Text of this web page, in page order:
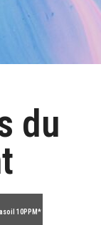
du
10PPM*